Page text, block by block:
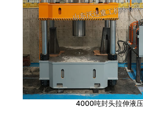
4000吨封头拉伸液